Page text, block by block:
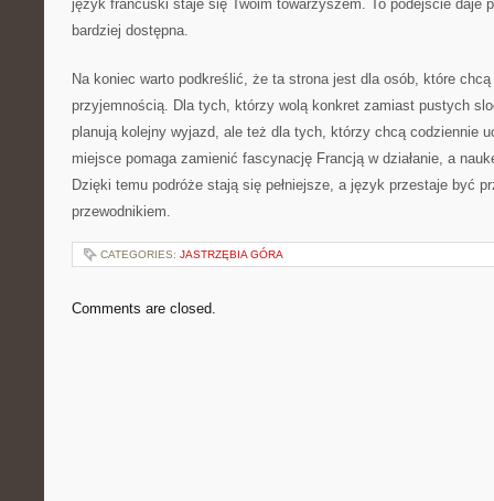
język francuski staje się Twoim towarzyszem. To podejście daje
bardziej dostępna.
Na koniec warto podkreślić, że ta strona jest dla osób, które chcą
przyjemnością. Dla tych, którzy wolą konkret zamiast pustych
planują kolejny wyjazd, ale też dla tych, którzy chcą codziennie
miejsce pomaga zamienić fascynację Francją w działanie, a
Dzięki temu podróże stają się pełniejsze, a język przestaje być
przewodnikiem.
CATEGORIES: JASTRZĘBIA GÓRA
Comments are closed.